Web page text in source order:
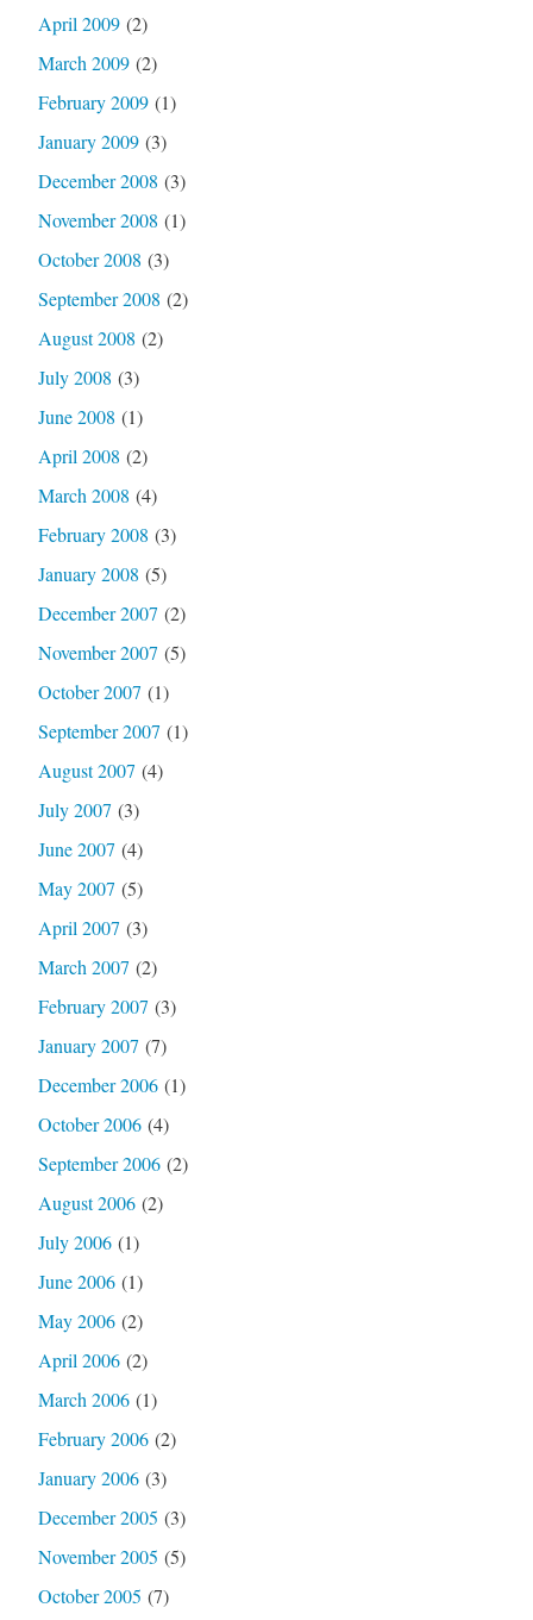
April 2009(2)
March 2009(2)
February 2009(1)
January 2009(3)
December 2008 (3)
November 2008 (1)
October 2008 (3)
September 2008 (2)
August 2008 (2)
July 2008 (3)
June 2008 (1)
April 2008 (2)
March 2008 (4)
February 2008 (3)
January 2008 (5)
December 2007 (2)
November 2007 (5)
October 2007 (1)
September 2007 (1)
August 2007 (4)
July 2007 (3)
June 2007 (4)
May 2007 (5)
April 2007 (3)
March 2007 (2)
February 2007 (3)
January 2007 (7)
December 2006(1)
October 2006(4)
September 2006(2)
August 2006(2)
July 2006(1)
June 2006(1)
May 2006(2)
April 2006(2)
March 2006(1)
February 2006(2)
January 2006(3)
December 2005 (3)
November 2005 (5)
October 2005 (7)